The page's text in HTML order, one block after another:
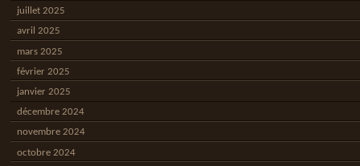
juillet 2025
avril 2025
mars 2025
février 2025
janvier 2025
décembre 2024
novembre 2024
octobre 2024